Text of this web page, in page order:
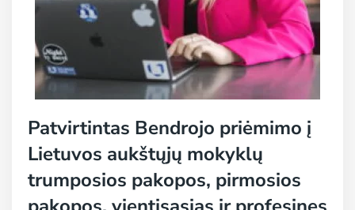
Patvirtintas Bendrojo priėmimo į
Lietuvos aukštųjų mokyklų
trumposios pakopos, pirmosios